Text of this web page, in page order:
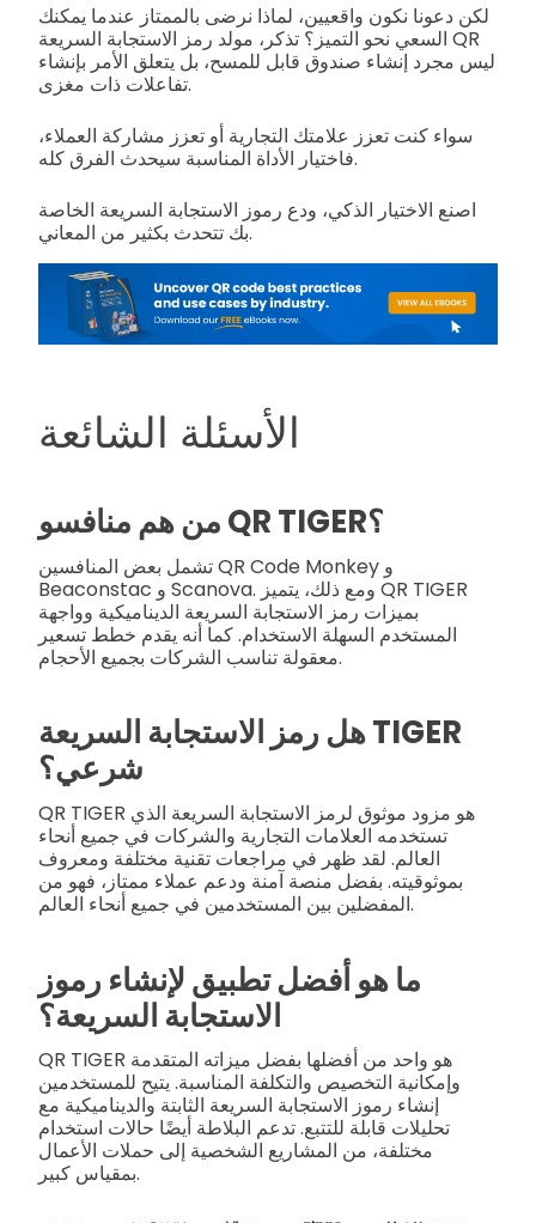
لكن دعونا نكون واقعيين، لماذا نرضى بالممتاز عندما يمكنك
السعي نحو التميز؟ تذكر، مولد رمز الاستجابة السريعة QR
ليس مجرد إنشاء صندوق قابل للمسح، بل يتعلق الأمر بإنشاء
تفاعلات ذات مغزى.
سواء كنت تعزز علامتك التجارية أو تعزز مشاركة العملاء،
فاختيار الأداة المناسبة سيحدث الفرق كله.
اصنع الاختيار الذكي، ودع رموز الاستجابة السريعة الخاصة
بك تتحدث بكثير من المعاني.
الأسئلة الشائعة
من هم منافسو QR TIGER؟
تشمل بعض المنافسين QR Code Monkey و
Beaconstac و Scanova. ومع ذلك، يتميز QR TIGER
بميزات رمز الاستجابة السريعة الديناميكية وواجهة
المستخدم السهلة الاستخدام. كما أنه يقدم خطط تسعير
معقولة تناسب الشركات بجميع الأحجام.
هل رمز الاستجابة السريعة TIGER
شرعي؟
QR TIGER هو مزود موثوق لرمز الاستجابة السريعة الذي
تستخدمه العلامات التجارية والشركات في جميع أنحاء
العالم. لقد ظهر في مراجعات تقنية مختلفة ومعروف
بموثوقيته. بفضل منصة آمنة ودعم عملاء ممتاز، فهو من
المفضلين بين المستخدمين في جميع أنحاء العالم.
ما هو أفضل تطبيق لإنشاء رموز
الاستجابة السريعة؟
QR TIGER هو واحد من أفضلها بفضل ميزاته المتقدمة
وإمكانية التخصيص والتكلفة المناسبة. يتيح للمستخدمين
إنشاء رموز الاستجابة السريعة الثابتة والديناميكية مع
تحليلات قابلة للتتبع. تدعم البلاطة أيضًا حالات استخدام
مختلفة، من المشاريع الشخصية إلى حملات الأعمال
بمقياس كبير.